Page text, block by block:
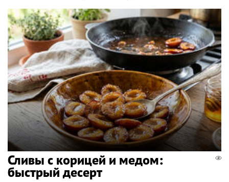
Сливы с корицей и медом:
быстрый десерт